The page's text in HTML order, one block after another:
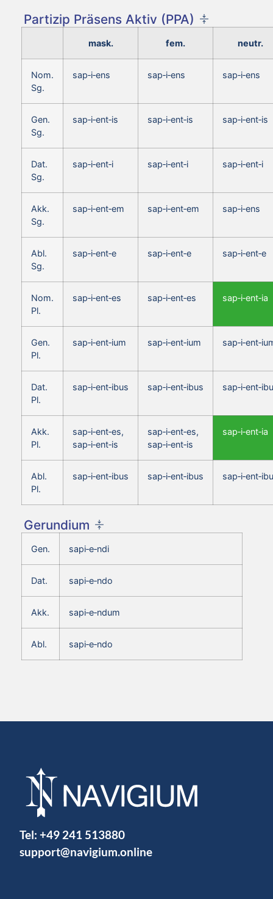
Partizip Präsens Aktiv (PPA)
mask. fem. neutr.
Nom.
Sg.
sap‑i‑ens sap‑i‑ens sap‑i‑ens
Gen.
Sg.
sap‑i‑ent‑is sap‑i‑ent‑is sap‑i‑ent‑is
Dat.
Sg.
sap‑i‑ent‑i sap‑i‑ent‑i sap‑i‑ent‑i
Akk.
Sg.
sap‑i‑ent‑em sap‑i‑ent‑em sap‑i‑ens
Abl.
Sg.
sap‑i‑ent‑e sap‑i‑ent‑e sap‑i‑ent‑e
Nom.
Pl.
sap‑i‑ent‑es sap‑i‑ent‑es sap‑i‑ent‑ia
Gen.
Pl.
sap‑i‑ent‑ium sap‑i‑ent‑ium
Dat.
Pl.
sap‑i‑ent‑ibus sap‑i‑ent‑ibus
Akk.
Pl.
sap‑i‑ent‑es,
sap‑i‑ent‑is
sap‑i‑ent‑es,
sap‑i‑ent‑is
sap‑i‑ent‑ia
Abl.
Pl.
sap‑i‑ent‑ibus sap‑i‑ent‑ibus
Gerundium
Gen. sapi‑e‑ndi
Dat. sapi‑e‑ndo
Akk. sapi‑e‑ndum
Abl. sapi‑e‑ndo
Tel: +49 241 513880
support@navigium.online